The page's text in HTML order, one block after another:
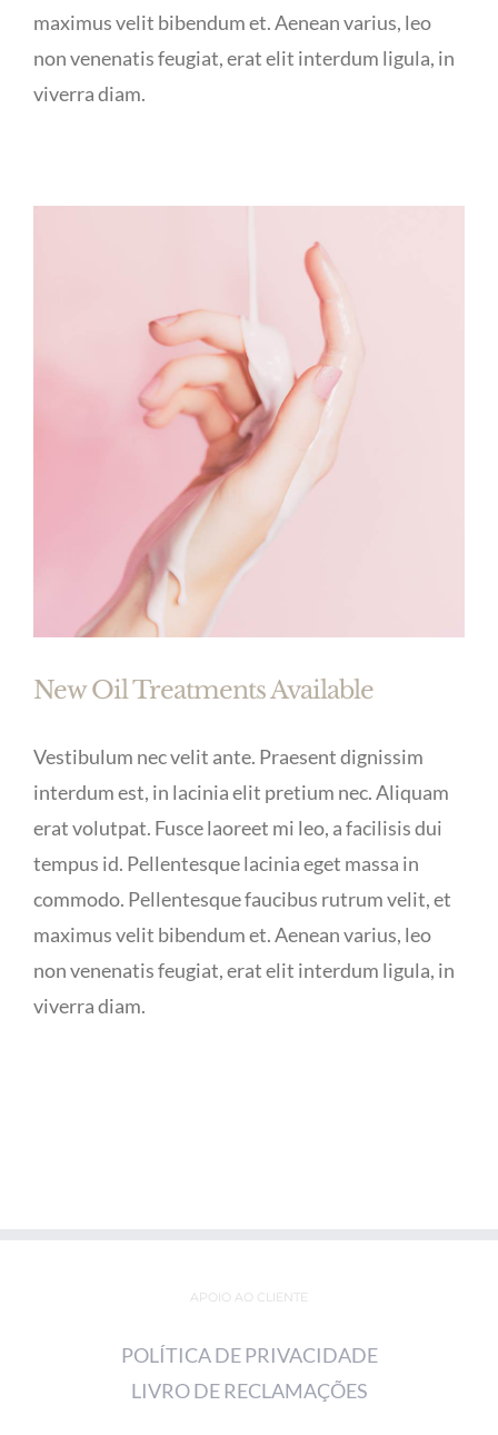
maximus velit bibendum et. Aenean varius, leo
non venenatis feugiat, erat elit interdum ligula, in
viverra diam.
New Oil Treatments Available
Vestibulum nec velit ante. Praesent dignissim
interdum est, in lacinia elit pretium nec. Aliquam
erat volutpat. Fusce laoreet mi leo, a facilisis dui
tempus id. Pellentesque lacinia eget massa in
commodo. Pellentesque faucibus rutrum velit, et
maximus velit bibendum et. Aenean varius, leo
non venenatis feugiat, erat elit interdum ligula, in
viverra diam.
APOIO AO CLIENTE
POLÍTICA DE PRIVACIDADE
LIVRO DE RECLAMAÇÕES